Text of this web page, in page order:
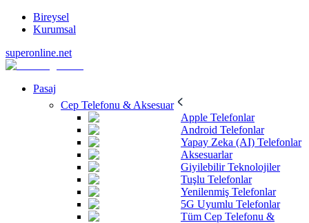
Bireysel
Kurumsal
superonline.net
Pasaj
Cep Telefonu & Aksesuar
Apple Telefonlar
Android Telefonlar
Yapay Zeka (AI) Telefonlar
Aksesuarlar
Giyilebilir Teknolojiler
Tuşlu Telefonlar
Yenilenmiş Telefonlar
5G Uyumlu Telefonlar
Tüm Cep Telefonu &